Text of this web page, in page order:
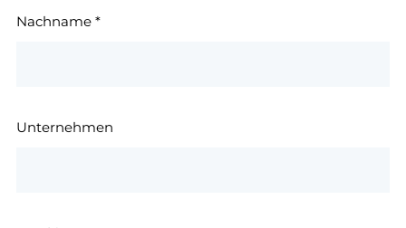
Nachname *
Unternehmen